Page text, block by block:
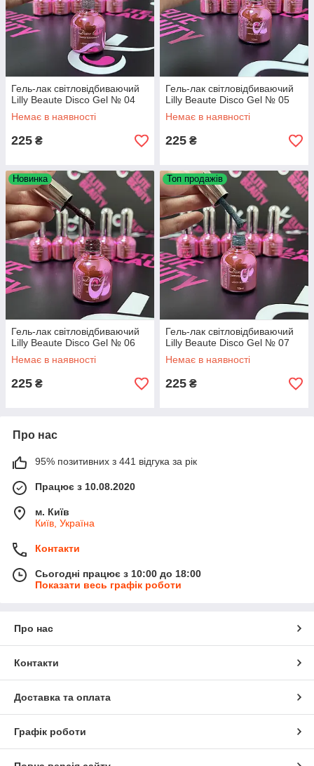
Гель-лак світловідбиваючий
Lilly Beaute Disco Gel № 04
Немає в наявності
225 ₴
Гель-лак світловідбиваючий
Lilly Beaute Disco Gel № 05
Немає в наявності
225 ₴
Новинка
Гель-лак світловідбиваючий
Lilly Beaute Disco Gel № 06
Немає в наявності
225 ₴
Топ продажів
Гель-лак світловідбиваючий
Lilly Beaute Disco Gel № 07
Немає в наявності
225 ₴
Про нас
95% позитивних з 441 відгука за рік
Працює з 10.08.2020
м. Київ
Київ, Україна
Контакти
Сьогодні працює з 10:00 до 18:00
Показати весь графік роботи
Про нас
Контакти
Доставка та оплата
Графік роботи